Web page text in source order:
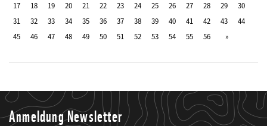
17
18 19 20 21 22 23 24 25 26 27 28 29
30
31
32 33 34 35 36 37 38 39 40 41 42 43
44
45
46 47 48 49 50 51 52 53 54 55 56
Anmeldung Newsletter